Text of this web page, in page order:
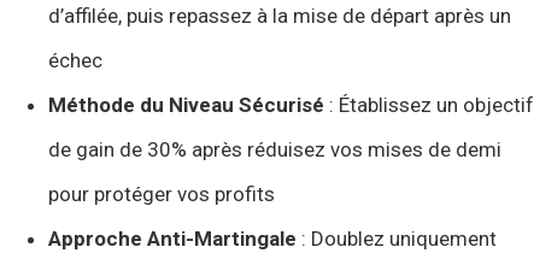
d’affilée, puis repassez à la mise de départ après un
échec
Méthode du Niveau Sécurisé : Établissez un objectif
de gain de 30% après réduisez vos mises de demi
pour protéger vos profits
Approche Anti-Martingale : Doublez uniquement